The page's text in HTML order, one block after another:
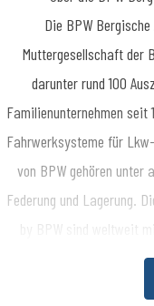
​Die BPW
Muttergesellschaft der
darunter rund 100
Familienunternehmen seit
Fahrwerksysteme für
von BPW gehören unter
Federung und Lagerung.
by BPW sind weltweit
darüber hinaus die